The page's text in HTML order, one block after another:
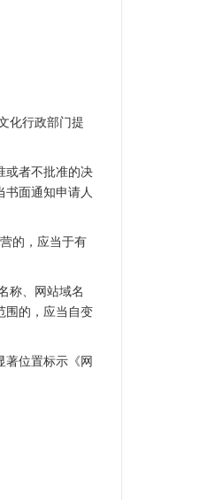
化行政部门提
者不批准的决
书面通知申请人
的，应当于有
称、网站域名
围的，应当自变
位置标示《网